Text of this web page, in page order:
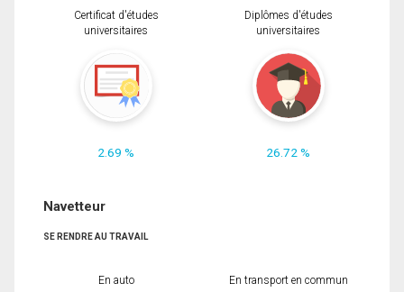
Certificat d'études
universitaires
2.69 %
Diplômes d'études
universitaires
26.72 %
Navetteur
SE RENDRE AU TRAVAIL
En auto En transport en commun